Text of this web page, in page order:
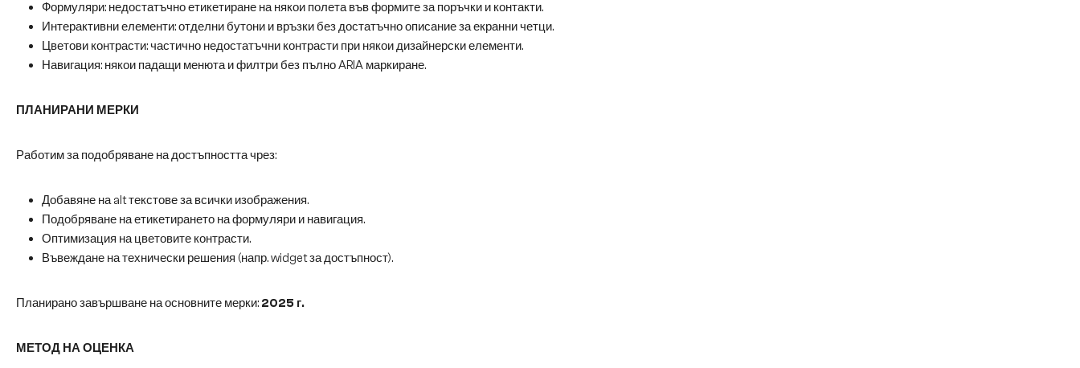
Формуляри: недостатъчно етикетиране на някои полета във формите за поръчки и контакти.
Интерактивни елементи: отделни бутони и връзки без достатъчно описание за екранни четци.
Цветови контрасти: частично недостатъчни контрасти при някои дизайнерски елементи.
Навигация: някои падащи менюта и филтри без пълно ARIA маркиране.
ПЛАНИРАНИ МЕРКИ
Работим за подобряване на достъпността чрез:
Добавяне на alt текстове за всички изображения.
Подобряване на етикетирането на формуляри и навигация.
Оптимизация на цветовите контрасти.
Въвеждане на технически решения (напр. widget за достъпност).
Планирано завършване на основните мерки: 2025 г.
МЕТОД НА ОЦЕНКА